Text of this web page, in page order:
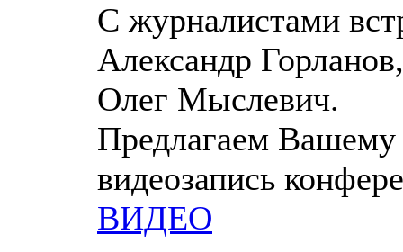
С журналистами
Александр
Олег Мыслевич.
Предлагаем
видеозапись
ВИДЕО